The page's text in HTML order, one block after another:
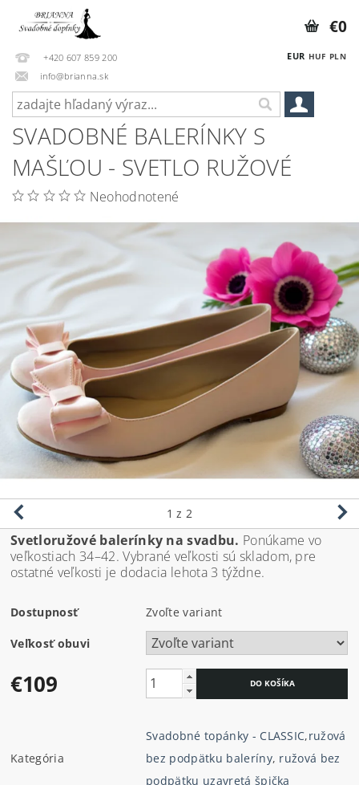
+420 607 859 200
info@brianna.sk
EUR HUF PLN
€0
SVADOBNÉ BALERÍNKY S
MAŠĽOU - SVETLO RUŽOVÉ
Neohodnotené
1 z 2
Svetloružové balerínky na svadbu. Ponúkame vo
veľkostiach 34–42. Vybrané veľkosti sú skladom, pre
ostatné veľkosti je dodacia lehota 3 týždne.
Dostupnosť Zvoľte variant
Veľkosť obuvi
€109
Kategória
Svadobné topánky - CLASSIC,ružová
bez podpätku baleríny, ružová bez
podpätku uzavretá špička